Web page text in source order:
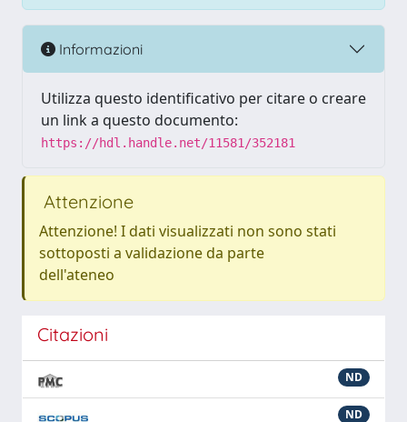
Informazioni
Utilizza questo identificativo per citare o creare
un link a questo documento:
https://hdl.handle.net/11581/352181
Attenzione
Attenzione! I dati visualizzati non sono stati
sottoposti a validazione da parte
dell'ateneo
Citazioni
ND
ND